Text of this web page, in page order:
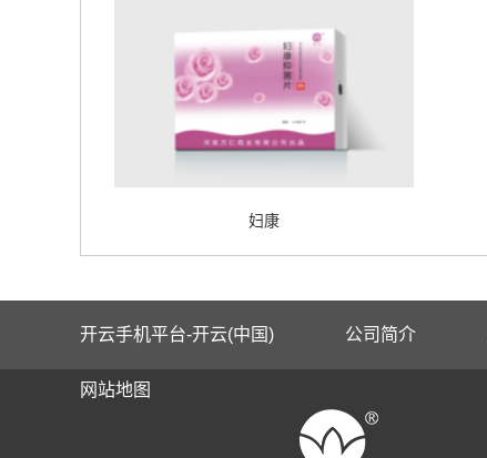
妇康
开云手机平台-开云(中国) 公司简介
网站地图